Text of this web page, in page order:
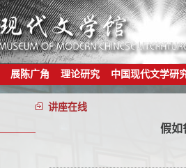
展陈广角 理论研究 中国现代文学研
讲座在线
假如